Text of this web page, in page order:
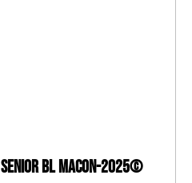
BL Macon-2025©